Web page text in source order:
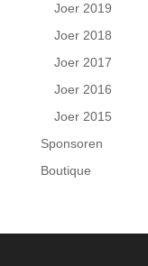
Joer 2019
Joer 2018
Joer 2017
Joer 2016
Joer 2015
Sponsoren
Boutique